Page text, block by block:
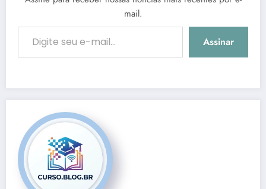
mail.
Digite seu e-mail…
Assinar